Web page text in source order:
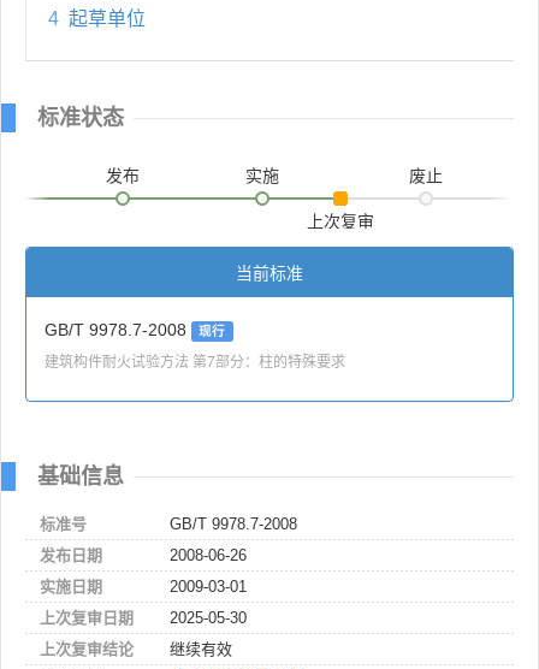
4 起草单位
标准状态
发布 实施
上次复审
废止
当前标准
GB/T 9978.7-2008 现行
建筑构件耐火试验方法 第7部分：柱的特殊要求
基础信息
标准号
GB/T 9978.7-2008
发布日期
2008-06-26
实施日期
2009-03-01
上次复审日期
2025-05-30
上次复审结论
继续有效